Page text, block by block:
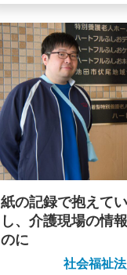
紙の記録で抱えて
し、介護現場の情
のに
社会福祉